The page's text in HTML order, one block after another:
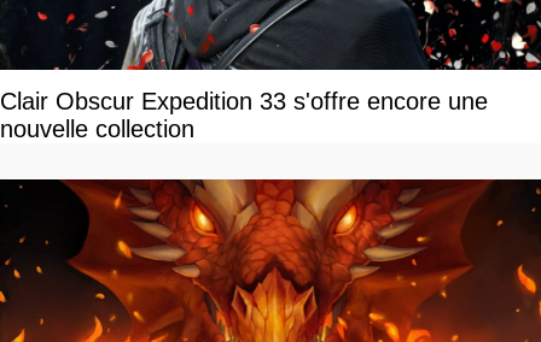
Clair Obscur Expedition 33 s'offre encore une
nouvelle collection